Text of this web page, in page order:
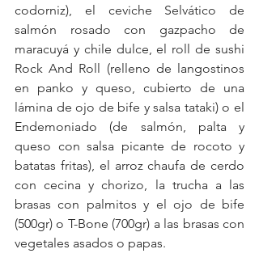
codorniz), el ceviche Selvático de
salmón rosado con gazpacho de
maracuyá y chile dulce, el roll de sushi
Rock And Roll (relleno de langostinos
en panko y queso, cubierto de una
lámina de ojo de bife y salsa tataki) o el
Endemoniado (de salmón, palta y
queso con salsa picante de rocoto y
batatas fritas), el arroz chaufa de cerdo
con cecina y chorizo, la trucha a las
brasas con palmitos y el ojo de bife
(500gr) o T-Bone (700gr) a las brasas con
vegetales asados o papas.